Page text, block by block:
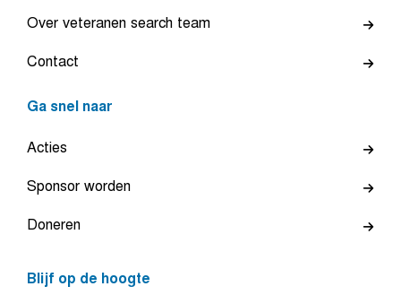
Over veteranen search team
Contact
Ga snel naar
Acties
Sponsor worden
Doneren
Blijf op de hoogte